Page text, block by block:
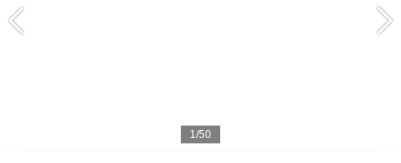
1/50